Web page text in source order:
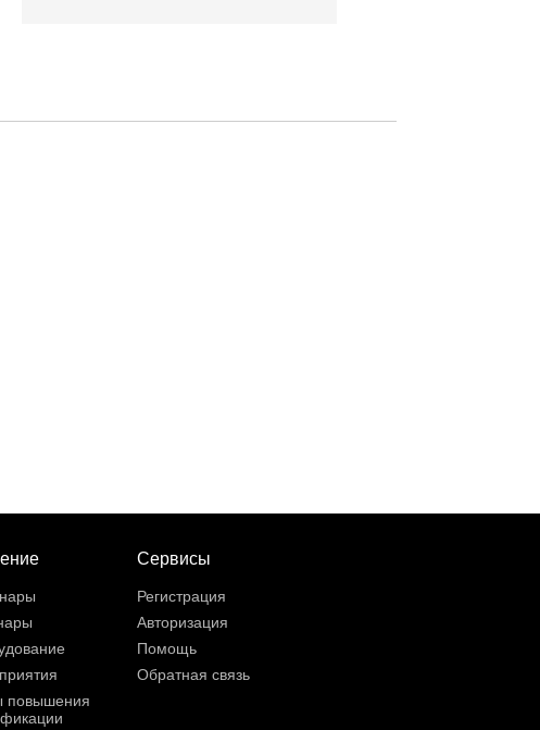
повышения
Сервисы
Регистрация
Авторизация
Помощь
Обратная связь